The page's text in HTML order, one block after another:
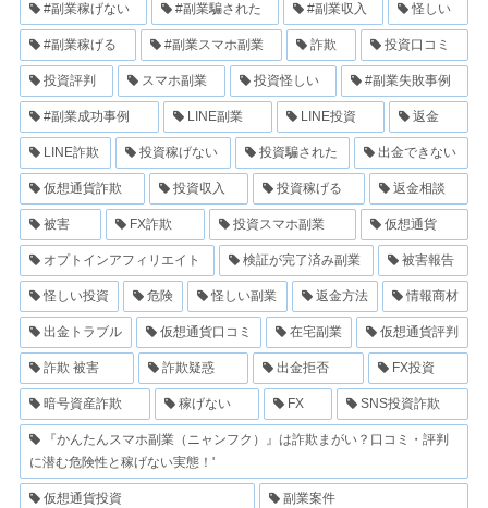
#副業稼げない #副業騙された #副業収入 怪しい
#副業稼げる #副業スマホ副業 詐欺 投資口コミ
投資評判 スマホ副業 投資怪しい #副業失敗事例
#副業成功事例 LINE副業 LINE投資 返金
LINE詐欺 投資稼げない 投資騙された 出金できない
仮想通貨詐欺 投資収入 投資稼げる 返金相談
被害 FX詐欺 投資スマホ副業 仮想通貨
オプトインアフィリエイト 検証が完了済み副業 被害報告
怪しい投資 危険 怪しい副業 返金方法 情報商材
出金トラブル 仮想通貨口コミ 在宅副業 仮想通貨評判
詐欺 被害 詐欺疑惑 出金拒否 FX投資
暗号資産詐欺 稼げない FX SNS投資詐欺
『かんたんスマホ副業（ニャンフク）』は詐欺まがい？口コミ・評判
に潜む危険性と稼げない実態！'
仮想通貨投資 副業案件